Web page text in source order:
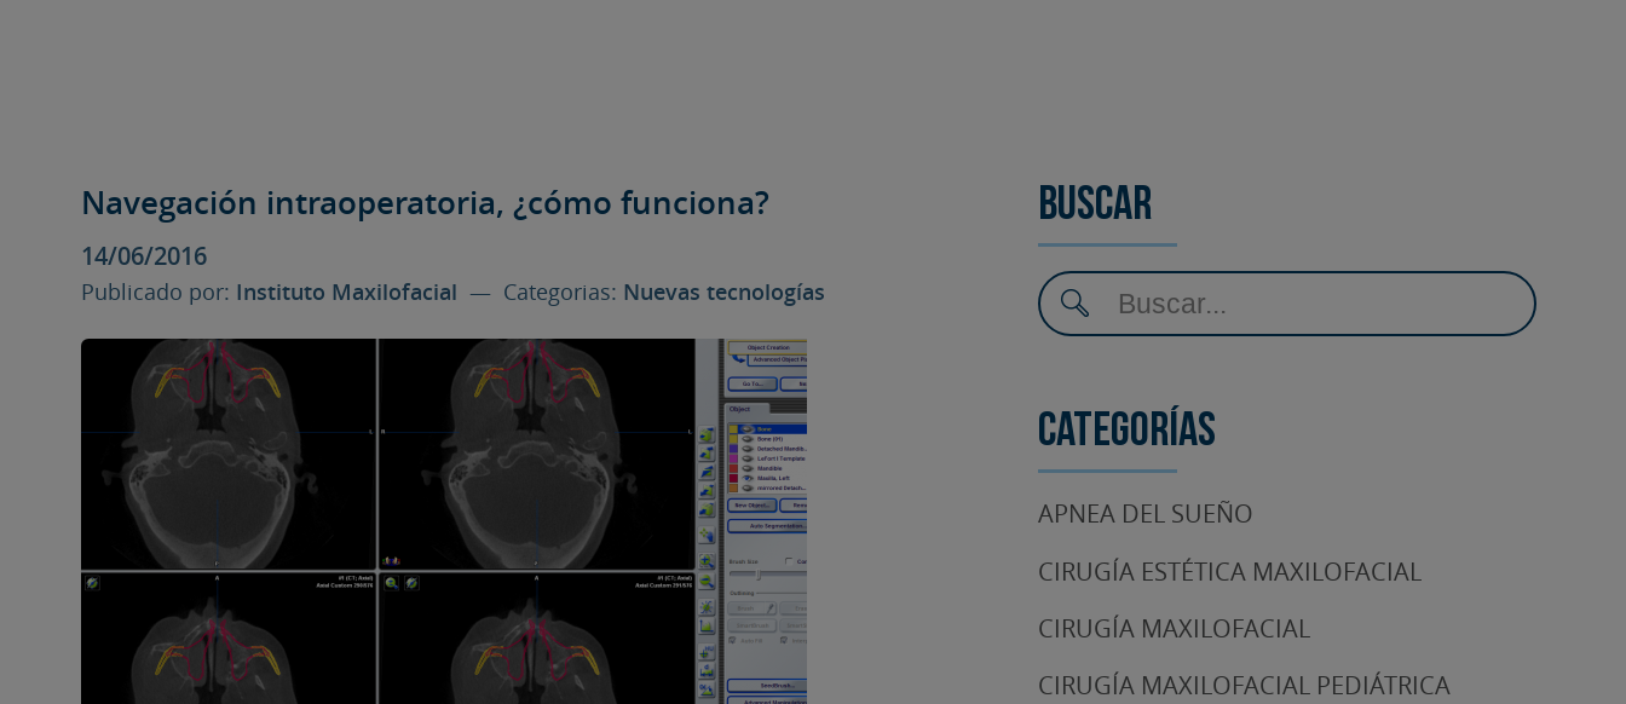
PLANIFICACIÓN 3D
CASOS CLÍNICOS
FAQS
Navegación intraoperatoria, ¿cómo funciona?
14/06/2016
Publicado por: Instituto Maxilofacial — Categorias: Nuevas tecnologías
Buscar
Categorías
APNEA DEL SUEÑO
CIRUGÍA ESTÉTICA MAXILOFACIAL
CIRUGÍA MAXILOFACIAL
CIRUGÍA MAXILOFACIAL PEDIÁTRICA